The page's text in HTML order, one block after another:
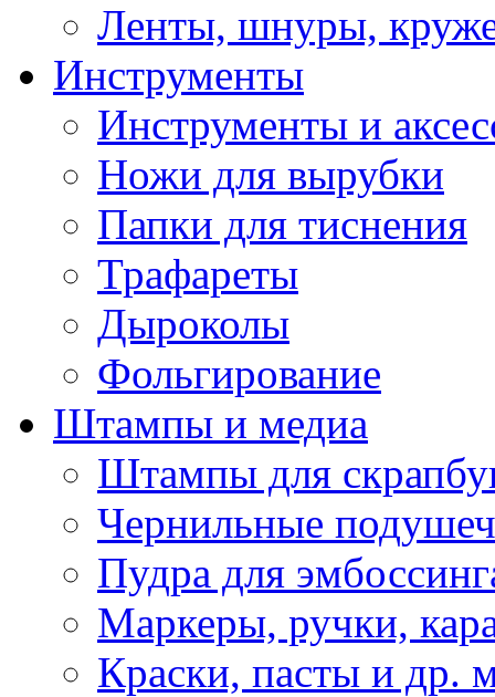
Ленты, шнуры,
Инструменты
Инструменты и
Ножи для вырубки
Папки для тиснения
Трафареты
Дыроколы
Фольгирование
Штампы и медиа
Штампы для
Чернильные
Пудра для
Маркеры, ручки,
Краски, пасты и др.